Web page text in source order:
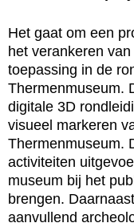
Het gaat om een
het verankeren
toepassing in de
Thermenmuseum.
digitale 3D
visueel markeren
Thermenmuseum.
activiteiten
museum bij het
brengen.
aanvullend